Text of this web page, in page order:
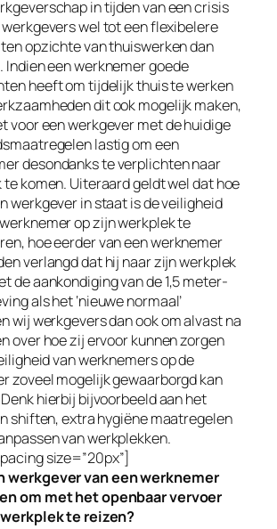
in tijden van een crisis
wel tot een flexibelere
opzichte van thuiswerken dan
Indien een werknemer goede
heeft om tijdelijk thuis te werken
dit ook mogelijk maken,
voor een werkgever met de huidige
lastig om een
desondanks te verplichten naar
te komen. Uiteraard geldt wel dat hoe
werkgever in staat is de veiligheid
op zijn werkplek te
hoe eerder van een werknemer
verlangd dat hij naar zijn werkplek
de aankondiging van de 1,5 meter-
als het ‘nieuwe normaal’
wij werkgevers dan ook om alvast na
over hoe zij ervoor kunnen zorgen
van werknemers op de
zoveel mogelijk gewaarborgd kan
hierbij bijvoorbeeld aan het
shiften, extra hygiëne maatregelen
van werkplekken.
size=”20px”]
werkgever van een werknemer
om met het openbaar vervoer
te reizen?